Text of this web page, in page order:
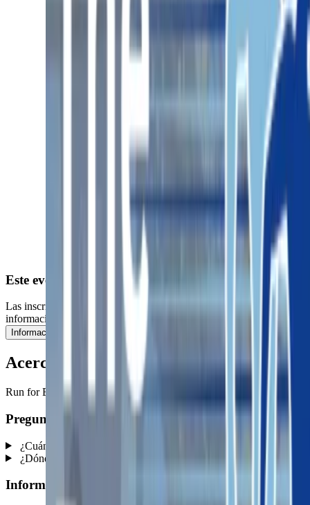
Este evento ya ha pasado
Las inscripciones están cerradas, pero puedes consultar la
información y el contenido publicado.
Información
Acerca del Evento
Run for Breast Cancer 5K/10K/13.1 SEATTLE
Preguntas frecuentes
¿Cuándo se celebra este evento?
¿Dónde se celebra este evento?
Información Rápida